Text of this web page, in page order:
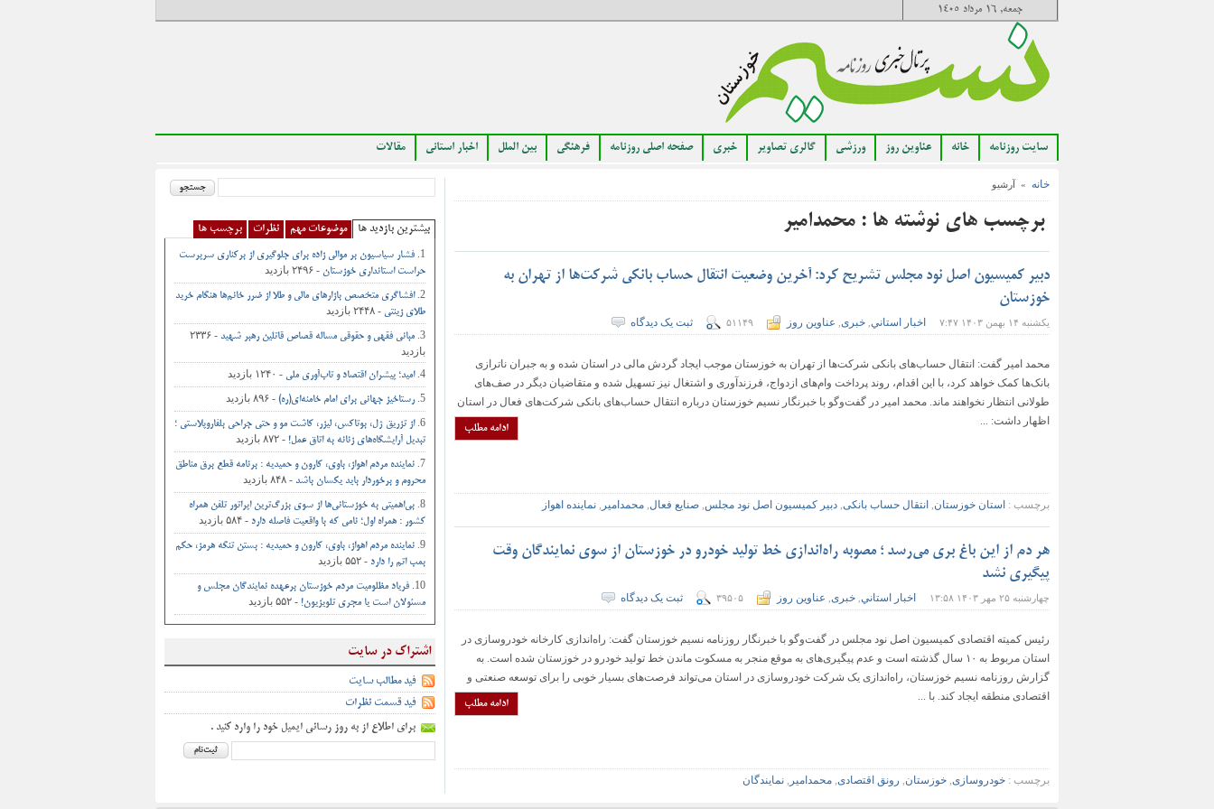
جمعه, ۱۶ مرداد ۱۴۰۵
سایت روزنامه خانه عناوین روز ورزشی گالری تصاویر خبری صفحه اصلی روزنامه فرهنگی بین الملل اخبار استانی مقالات
خانه » آرشیو
برچسب های نوشته ها : محمدامیر
دبیر کمیسیون اصل نود مجلس تشریح کرد: آخرین وضعیت انتقال حساب بانکی شرکت‌ها از تهران به
خوزستان
یکشنبه ۱۴ بهمن ۱۴۰۳ ۷:۴۷ اخبار استاني خبری عناوین روز ۵۱۱۴۹ ثبت یک دیدگاه
محمد امیر گفت: انتقال حساب‌های بانکی شرکت‌ها از تهران به خوزستان موجب ایجاد گردش مالی در استان شده و به جبران ناترازی
بانک‌ها کمک خواهد کرد، با این اقدام، روند پرداخت وام‌های ازدواج، فرزندآوری و اشتغال نیز تسهیل شده و متقاضیان دیگر در صف‌های
طولانی انتظار نخواهند ماند. محمد امیر در گفت‌وگو با خبرنگار نسیم خوزستان درباره انتقال حساب‌های بانکی شرکت‌های فعال در استان
اظهار داشت: ...
ادامه مطلب
برچسب : استان خوزستان, انتقال حساب بانکی, دبیر کمیسیون اصل نود مجلس, صنایع فعال, محمدامیر , نماینده اهواز
هر دم از این باغ بری می‌رسد ؛ مصوبه راه‌اندازی خط تولید خودرو در خوزستان از سوی نمایندگان وقت
پیگیری نشد
چهارشنبه ۲۵ مهر ۱۴۰۳ ۱۳:۵۸ اخبار استاني خبری عناوین روز ۳۹۵۰۵ ثبت یک دیدگاه
رئیس کمیته اقتصادی کمیسیون اصل نود مجلس در گفت‌وگو با خبرنگار روزنامه نسیم خوزستان گفت: راه‌اندازی کارخانه خودروسازی در
استان مربوط به ۱۰ سال گذشته است و عدم پیگیری‌های به موقع منجر به مسکوت ماندن خط تولید خودرو‌ در خوزستان شده است. به
گزارش روزنامه نسیم خوزستان، راه‌اندازی یک شرکت خودروسازی در استان می‌تواند فرصت‌های بسیار خوبی را برای توسعه صنعتی و
اقتصادی منطقه ایجاد کند. با ...
ادامه مطلب
برچسب : خودروسازی, خوزستان, رونق اقتصادی, محمدامیر , نمایندگان
بیشترین بازدید ها موضوعات مهم نظرات برچسب ها
فشار سیاسیون بر موالی زاده برای جلوگیری از برکناری سرپرست
حراست استانداری خوزستان - ۲۴۹۶ بازدید
افشاگری متخصص بازارهای مالی و طلا از ضرر خانم‌ها هنگام خرید
طلای زینتی - ۲۴۴۸ بازدید
مبانی فقهی و حقوقی مساله قصاص قاتلین رهبر شهید
- ۲۳۳۶
بازدید
امید؛ پیشران اقتصاد و تاب‌آوری ملی - ۱۲۴۰ بازدید
رستاخیز جهانی برای امام خامنه‌ای(ره) - ۸۹۶ بازدید
از تزریق ژل، بوتاکس، لیزر، کاشت مو و حتی جراحی‌ بلفاروپلاستی ؛
تبدیل آرایشگاه‌های زنانه به اتاق‌ عمل‌! - ۸۷۲ بازدید
نماینده مردم اهواز، باوی، کارون و حمیدیه : برنامه قطع برق مناطق
محروم و برخوردار باید یکسان باشد - ۸۴۸ بازدید
بی‌اهمیتی به خوزستانی‌ها از سوی بزرگ‌ترین اپراتور تلفن همراه
کشور : همراه اول؛ نامی که با واقعیت فاصله دارد - ۵۸۴ بازدید
نماینده مردم اهواز، باوی، کارون و حمیدیه : بستن تنگه هرمز، حکم
بمب اتم را دارد - ۵۵۲ بازدید
فریاد مظلومیت مردم خوزستان برعهده نمایندگان مجلس و
مسئولان است یا مجری تلویزیون! - ۵۵۲ بازدید
اشتراک در سایت
فید مطالب سایت
فید قسمت نظرات
برای اطلاع از به روز رسانی ایمیل خود را وارد کنید .